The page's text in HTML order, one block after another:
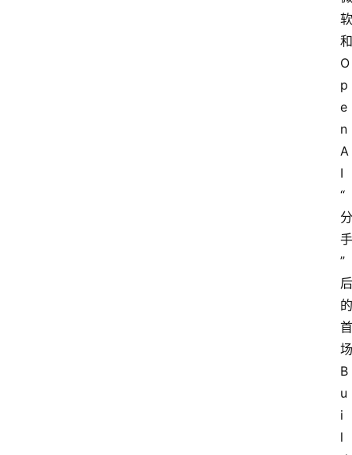
软
和
O
p
e
n
A
I
“
分
手
”
后
的
首
场
B
u
i
l